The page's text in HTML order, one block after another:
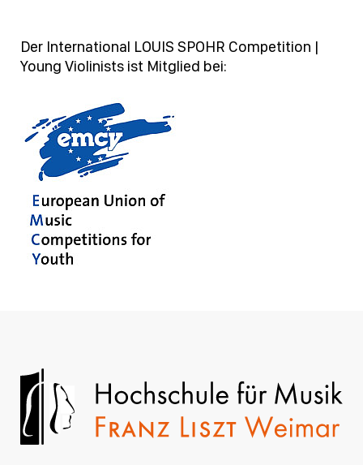
Der International LOUIS SPOHR Competition |
Young Violinists ist Mitglied bei: